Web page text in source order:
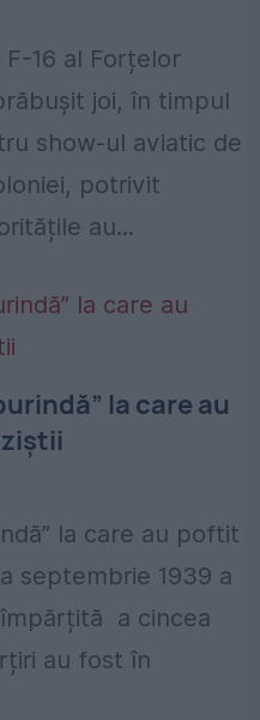
16 al Forțelor
joi, în timpul
show-ul aviatic de
potrivit
au...
la care au
la care au poftit
septembrie 1939 a
a cincea
au fost în